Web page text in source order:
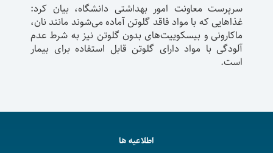
سرپرست معاونت امور بهداشتی دانشگاه، بیان کرد:
غذاهایی که با مواد فاقد گلوتن آماده می‌شوند مانند نان،
ماکارونی و بیسکوییت‌های بدون گلوتن نیز به شرط عدم
آلودگی با مواد دارای گلوتن قابل استفاده برای بیمار
است.
اطلاعیه ها